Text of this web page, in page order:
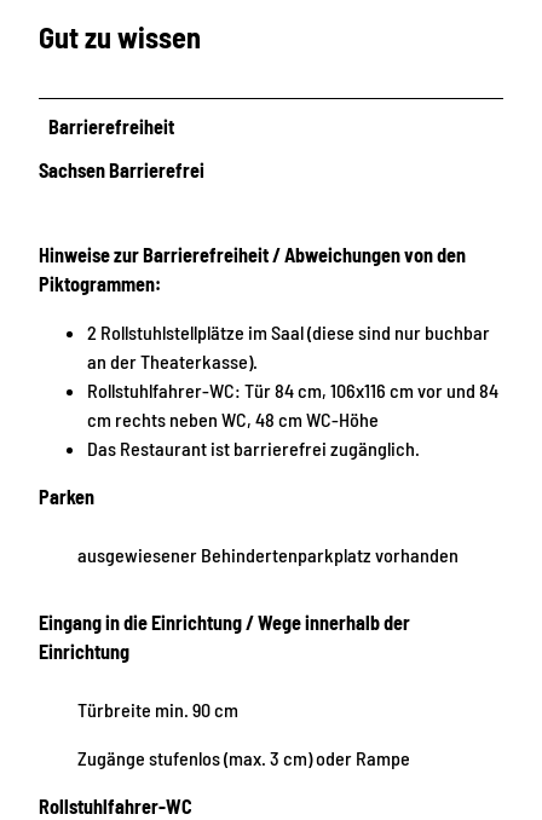
Gut zu wissen
Barrierefreiheit
Sachsen Barrierefrei
Hinweise zur Barrierefreiheit / Abweichungen von den
Piktogrammen:
2 Rollstuhlstellplätze im Saal (diese sind nur buchbar
an der Theaterkasse).
Rollstuhlfahrer-WC: Tür 84 cm, 106x116 cm vor und 84
cm rechts neben WC, 48 cm WC-Höhe
Das Restaurant ist barrierefrei zugänglich.
Parken
ausgewiesener Behindertenparkplatz vorhanden
Eingang in die Einrichtung / Wege innerhalb der
Einrichtung
Türbreite min. 90 cm
Zugänge stufenlos (max. 3 cm) oder Rampe
Rollstuhlfahrer-WC